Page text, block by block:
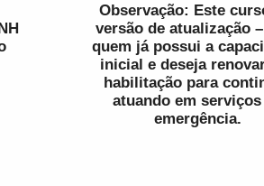
Observação: Este
versão de atualização
quem já possui a
inicial e deseja
habilitação para
atuando em serviços
emergência.